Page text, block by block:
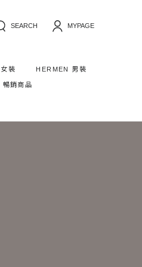
SEARCH MYPAGE
裝 HERMEN 男裝
銷商品